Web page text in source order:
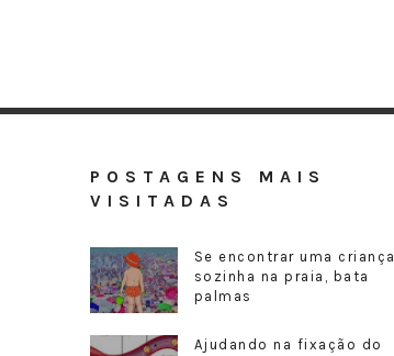
POSTAGENS MAIS
VISITADAS
Se encontrar uma criança
sozinha na praia, bata
palmas
Ajudando na fixação do